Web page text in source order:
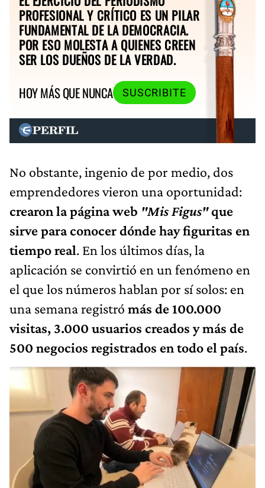
PROFESIONAL Y CRÍTICO ES UN PILAR
FUNDAMENTAL DE LA DEMOCRACIA.
POR ESO MOLESTA A QUIENES CREEN
SER LOS DUEÑOS DE LA VERDAD.
HOY MÁS QUE NUNCA
SUSCRIBITE
No obstante, ingenio de por medio, dos
emprendedores vieron una oportunidad:
crearon la página web "Mis Figus"que
sirve para conocer dónde hay figuritas en
tiempo real. En los últimos días, la
aplicación se convirtió en un fenómeno en
el que los números hablan por sí solos: en
una semana registró más de 100.000
visitas, 3.000 usuarios creados y más de
500 negocios registrados en todo el país.